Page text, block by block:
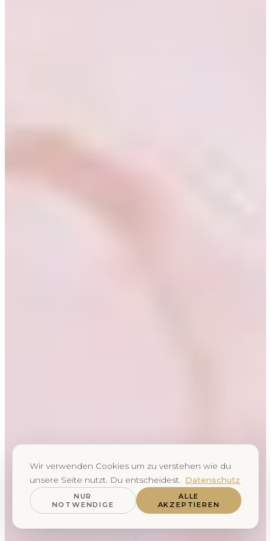
Wir verwenden Cookies um zu verstehen wie du
unsere Seite nutzt. Du entscheidest.
Datenschutz
NUR
NOTWENDIGE
ALLE
AKZEPTIEREN